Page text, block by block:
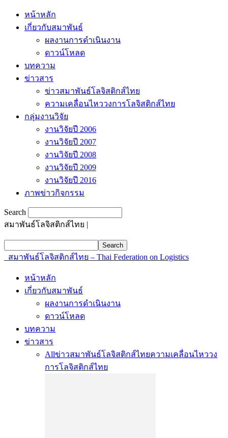
หน้าหลัก
เกี่ยวกับสมาพันธ์
ผลงานการดำเนินงาน
ดาวน์โหลด
บทความ
ข่าวสาร
ข่าวสมาพันธ์โลจิสติกส์ไทย
ความเคลื่อนไหววงการโลจิสติกส์ไทย
กลุ่มงานวิจัย
งานวิจัยปี 2006
งานวิจัยปี 2007
งานวิจัยปี 2008
งานวิจัยปี 2009
งานวิจัยปี 2016
ภาพข่าวกิจกรรม
Search
สมาพันธ์โลจิสติกส์ไทย |
สมาพันธ์โลจิสติกส์ไทย – Thai Federation on Logistics
หน้าหลัก
เกี่ยวกับสมาพันธ์
ผลงานการดำเนินงาน
ดาวน์โหลด
บทความ
ข่าวสาร
Allข่าวสมาพันธ์โลจิสติกส์ไทยความเคลื่อนไหววง
การโลจิสติกส์ไทย